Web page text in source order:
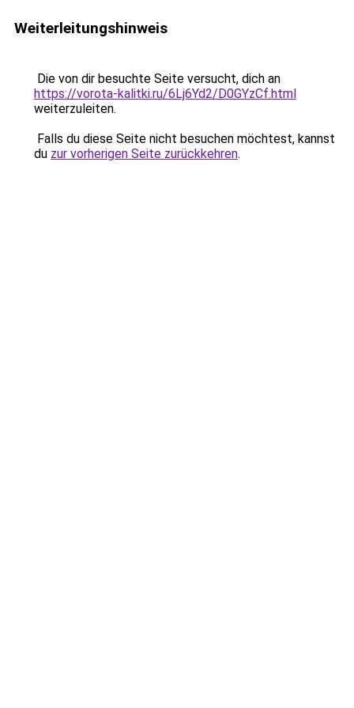
Weiterleitungshinweis
Die von dir besuchte Seite versucht, dich an
https://vorota-kalitki.ru/6Lj6Yd2/D0GYzCf.html
weiterzuleiten.
Falls du diese Seite nicht besuchen möchtest, kannst
du zur vorherigen Seite zurückkehren.